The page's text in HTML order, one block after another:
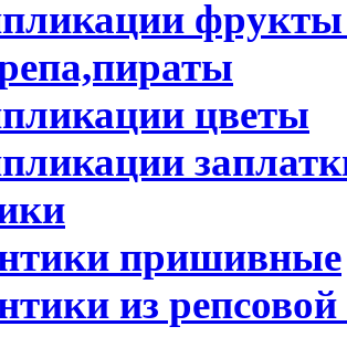
цветы
пришивные
из